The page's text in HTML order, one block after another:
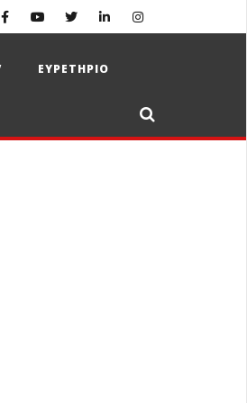
ΕΥΡΕΤΗΡΙΟ